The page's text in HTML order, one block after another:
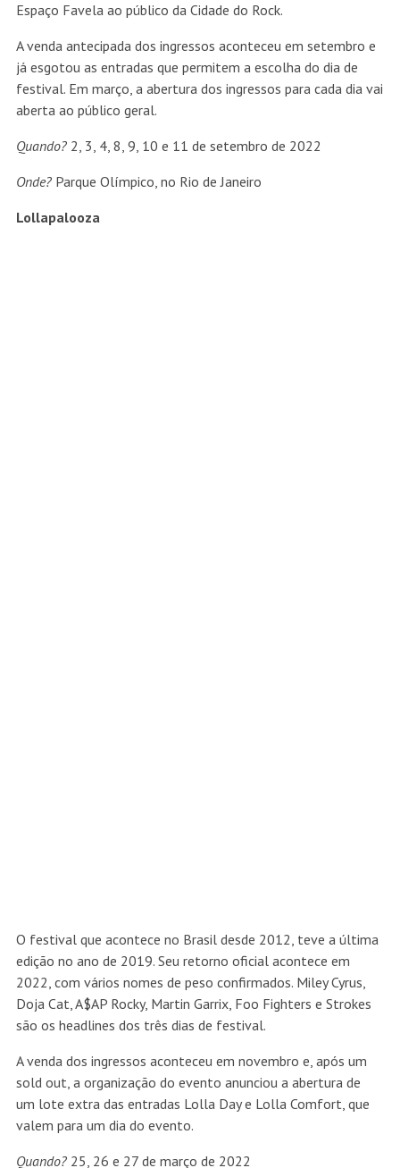
Espaço Favela ao público da Cidade do Rock.
A venda antecipada dos ingressos aconteceu em setembro e
já esgotou as entradas que permitem a escolha do dia de
festival. Em março, a abertura dos ingressos para cada dia vai
aberta ao público geral.
Quando?2, 3, 4, 8, 9, 10 e 11 de setembro de 2022
Onde?Parque Olímpico, no Rio de Janeiro
Lollapalooza
O festival que acontece no Brasil desde 2012, teve a última
edição no ano de 2019. Seu retorno oficial acontece em
2022, com vários nomes de peso confirmados. Miley Cyrus,
Doja Cat, A$AP Rocky, Martin Garrix, Foo Fighters e Strokes
são os headlines dos três dias de festival.
A venda dos ingressos aconteceu em novembro e, após um
sold out, a organização do evento anunciou a abertura de
um lote extra das entradas Lolla Day e Lolla Comfort, que
valem para um dia do evento.
Quando? 25, 26 e 27 de março de 2022